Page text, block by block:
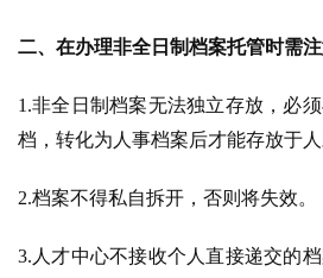
二、在办理非全日制档案托管时需注
1.非全日制档案无法独立存放，必
档，转化为人事档案后才能存放于人
2.档案不得私自拆开，否则将失效。
3.人才中心不接收个人直接递交的